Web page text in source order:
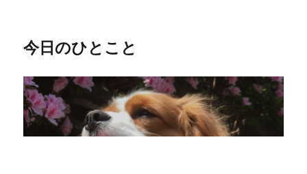
今日のひとこと